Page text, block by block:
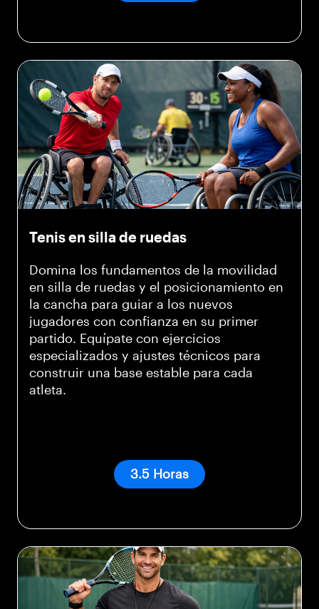
Tenis en silla de ruedas
Domina los fundamentos de la movilidad
en silla de ruedas y el posicionamiento en
la cancha para guiar a los nuevos
jugadores con confianza en su primer
partido. Equípate con ejercicios
especializados y ajustes técnicos para
construir una base estable para cada
atleta.
3.5 Horas